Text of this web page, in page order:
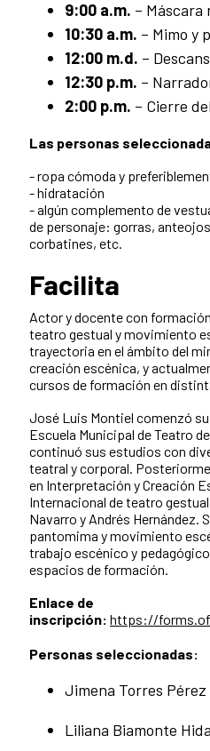
9:00 a.m. – Máscara
10:30 a.m. – Mimo y
12:00 m.d. –
12:30 p.m. –
2:00 p.m. – Cierre
Las personas
- ropa cómoda y
- hidratación
- algún complemento de
de personaje: gorras,
corbatines, etc.
Facilita
Actor y docente con
teatro gestual y movimiento
trayectoria en el ámbito del
creación escénica, y
cursos de formación en
José Luis Montiel comenzó
Escuela Municipal de Teatro
continuó sus estudios con
teatral y corporal.
en Interpretación y Creación
Internacional de teatro
Navarro y Andrés Hernández.
pantomima y movimiento
trabajo escénico y
espacios de formación.
Enlace de
inscripción: https://
Personas seleccionadas:
Jimena Torres Pérez
Liliana Biamonte